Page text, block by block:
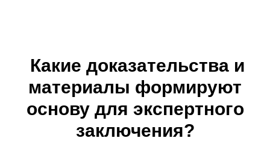
Какие доказательства и
материалы формируют
основу для экспертного
заключения?